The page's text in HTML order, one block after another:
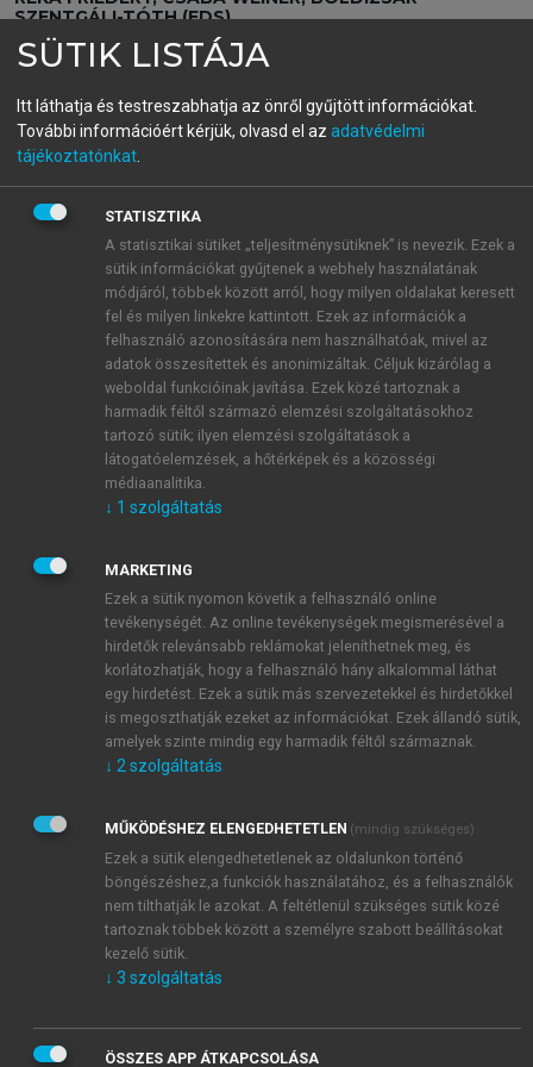
SZENTGÁLI-TÓTH (EDS)
Refugees, Resources,
Security, and Beyond
Legal and Broader Impacts of the War in Ukraine on
Hungary and Poland
OLVASÁS
Ukrainian regulation relating to
dual nationality in line with its
international obligations
Dual nationality was already prohibited in the first
citizenship law of Ukraine in 1918.
would result in the loss of Ukrainian nationality.
addition, if a person had become a citizen of another
state without permission, they should have been
prohibited from returning to Ukraine.3In
accordance with the prevailing regulations, Ukraine
does not prohibit dual nationality; instead, it
acknowledges single nationality. Article 4 of the
Constitution states that ‘[t]here is single citizenship
2001 lays out the principles of Ukrainian legislation
on citizenship. This law is based on the principle of
single citizenship, which means: ‘citizenship of the
State of Ukraine that rules out the possibility for
existence of a citizenship of administrative-
territorial units of Ukraine. If a citizen of Ukraine
has acquired the citizenship of (allegiance to)
another state or states, then in legal relations with
Ukraine such person shall be recognised as a citizen
SÜTIK LISTÁJA
Itt láthatja és testreszabhatja az önről gyűjtött információkat.
További információért kérjük, olvasd el az adatvédelmi
tájékoztatónkat
STATISZTIKA
A statisztikai sütiket „teljesítménysütiknek” is nevezik. Ezek a
sütik információkat gyűjtenek a webhely használatának
módjáról, többek között arról, hogy milyen oldalakat keresett
fel és milyen linkekre kattintott. Ezek az információk a
felhasználó azonosítására nem használhatóak, mivel az
adatok összesítettek és anonimizáltak. Céljuk kizárólag a
weboldal funkcióinak javítása. Ezek közé tartoznak a
harmadik féltől származó elemzési szolgáltatásokhoz
tartozó sütik; ilyen elemzési szolgáltatások a
látogatóelemzések, a hőtérképek és a közösségi
médiaanalitika.
↓ 1 szolgáltatás
MARKETING
Ezek a sütik nyomon követik a felhasználó online
tevékenységét. Az online tevékenységek megismerésével a
hirdetők relevánsabb reklámokat jeleníthetnek meg, és
korlátozhatják, hogy a felhasználó hány alkalommal láthat
egy hirdetést. Ezek a sütik más szervezetekkel és hirdetőkkel
is megoszthatják ezeket az információkat. Ezek állandó sütik,
amelyek szinte mindig egy harmadik féltől származnak.
↓ 2 szolgáltatás
MŰKÖDÉSHEZ ELENGEDHETETLEN (mindig szükséges)
Ezek a sütik elengedhetetlenek az oldalunkon történő
böngészéshez,a funkciók használatához, és a felhasználók
nem tilthatják le azokat. A feltétlenül szükséges sütik közé
tartoznak többek között a személyre szabott beállításokat
kezelő sütik.
↓ 3 szolgáltatás
ÖSSZES APP ÁTKAPCSOLÁSA